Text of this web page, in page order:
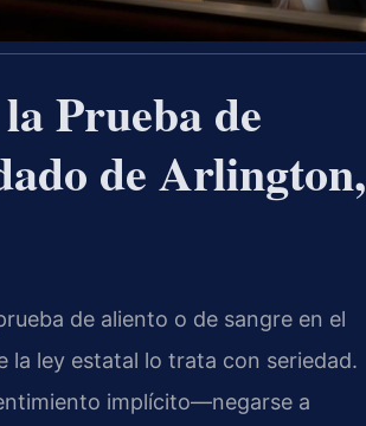
Prueba de
de Arlington,
de aliento o de sangre en el
la ley estatal lo trata con seriedad.
implícito—negarse a